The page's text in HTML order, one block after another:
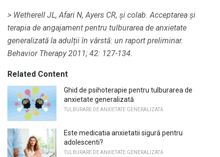
> Wetherell JL, Afari N, Ayers CR, și colab. Acceptarea și
terapia de angajament pentru tulburarea de anxietate
generalizată la adulții în vârstă: un raport preliminar.
Behavior Therapy 2011; 42: 127-134.
Related Content
Ghid de psihoterapie pentru tulburarea de
anxietate generalizată
TULBURARE DE ANXIETATE GENERALIZATĂ
Este medicatia anxietatii sigură pentru
adolescenti?
TULBURARE DE ANXIETATE GENERALIZATĂ